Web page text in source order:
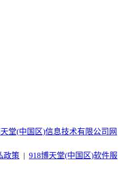
堂(中国区)信息技术有限公司 网
政策
918博天堂(中国区)软件服